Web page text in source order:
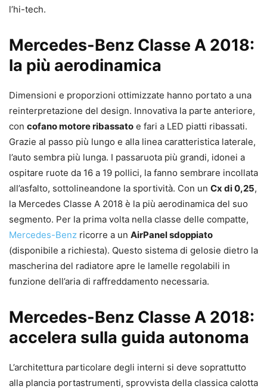
l’hi-tech.
Mercedes-Benz Classe A 2018:
la più aerodinamica
Dimensioni e proporzioni ottimizzate hanno portato a una
reinterpretazione del design. Innovativa la parte anteriore,
con cofano motore ribassato e fari a LED piatti ribassati.
Grazie al passo più lungo e alla linea caratteristica laterale,
l’auto sembra più lunga. I passaruota più grandi, idonei a
ospitare ruote da 16 a 19 pollici, la fanno sembrare incollata
all’asfalto, sottolineandone la sportività. Con un Cx di 0,25,
la Mercedes Classe A 2018 è la più aerodinamica del suo
segmento. Per la prima volta nella classe delle compatte,
Mercedes-Benz ricorre a un AirPanel sdoppiato
(disponibile a richiesta). Questo sistema di gelosie dietro la
mascherina del radiatore apre le lamelle regolabili in
funzione dell’aria di raffreddamento necessaria.
Mercedes-Benz Classe A 2018:
accelera sulla guida autonoma
L’architettura particolare degli interni si deve soprattutto
alla plancia portastrumenti, sprovvista della classica calotta